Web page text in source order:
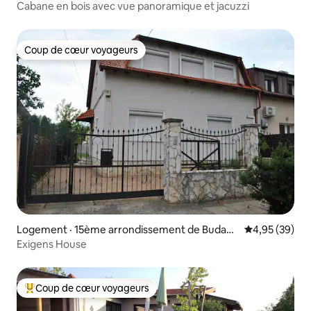
Cabane en bois avec vue panoramique et jacuzzi
Coup de cœur voyageurs
Coup de cœur voyageurs
Logement · 15ème arrondissement de Budape
st
Note
4,95 (39)
Exigens House
Coup de cœur voyageurs parmi les plus aimés
Coup de cœur voyageurs